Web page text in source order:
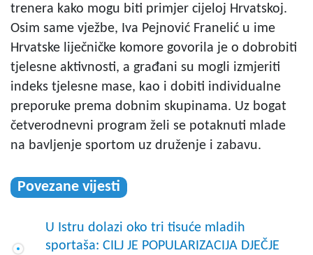
trenera kako mogu biti primjer cijeloj Hrvatskoj.
Osim same vježbe, Iva Pejnović Franelić u ime
Hrvatske liječničke komore govorila je o dobrobiti
tjelesne aktivnosti, a građani su mogli izmjeriti
indeks tjelesne mase, kao i dobiti individualne
preporuke prema dobnim skupinama. Uz bogat
četverodnevni program želi se potaknuti mlade
na bavljenje sportom uz druženje i zabavu.
Povezane vijesti
U Istru dolazi oko tri tisuće mladih
sportaša: CILJ JE POPULARIZACIJA DJEČJE